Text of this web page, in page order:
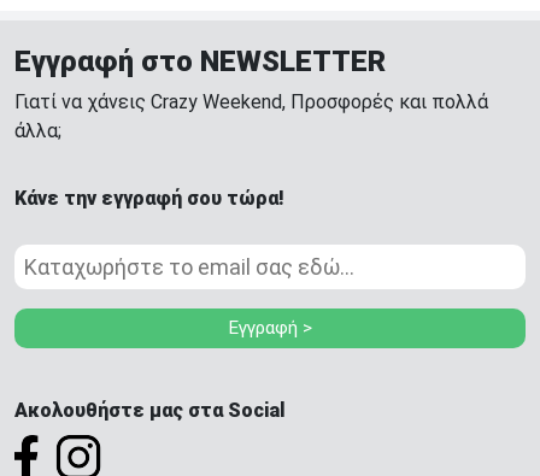
Εγγραφή στο NEWSLETTER
Γιατί να χάνεις Crazy Weekend, Προσφορές και πολλά
άλλα;
Κάνε την εγγραφή σου τώρα!
Εγγραφή >
Ακολουθήστε μας στα Social